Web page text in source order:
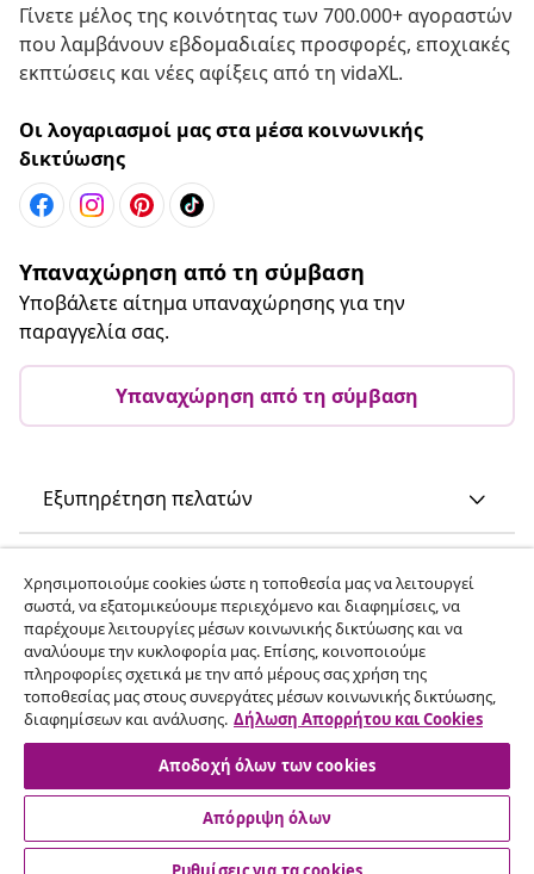
Γίνετε μέλος της κοινότητας των 700.000+ αγοραστών
που λαμβάνουν εβδομαδιαίες προσφορές, εποχιακές
εκπτώσεις και νέες αφίξεις από τη vidaXL.
Οι λογαριασμοί μας στα μέσα κοινωνικής
δικτύωσης
Υπαναχώρηση από τη σύμβαση
Υποβάλετε αίτημα υπαναχώρησης για την
παραγγελία σας.
Υπαναχώρηση από τη σύμβαση
Εξυπηρέτηση πελατών
vidaXL
Ανακαλύψτε περισσότερα
Χρησιμοποιούμε cookies ώστε η τοποθεσία μας να λειτουργεί
σωστά, να εξατομικεύουμε περιεχόμενο και διαφημίσεις, να
παρέχουμε λειτουργίες μέσων κοινωνικής δικτύωσης και να
αναλύουμε την κυκλοφορία μας. Επίσης, κοινοποιούμε
πληροφορίες σχετικά με την από μέρους σας χρήση της
τοποθεσίας μας στους συνεργάτες μέσων κοινωνικής δικτύωσης,
διαφημίσεων και ανάλυσης. Δήλωση Απορρήτου και Cookies
Αποδοχή όλων των cookies
Απόρριψη όλων